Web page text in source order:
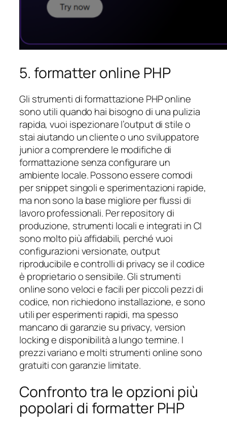
5. formatter online PHP
Gli strumenti di formattazione PHP online
sono utili quando hai bisogno di una pulizia
rapida, vuoi ispezionare l’output di stile o
stai aiutando un cliente o uno sviluppatore
junior a comprendere le modifiche di
formattazione senza configurare un
ambiente locale. Possono essere comodi
per snippet singoli e sperimentazioni rapide,
ma non sono la base migliore per flussi di
lavoro professionali. Per repository di
produzione, strumenti locali e integrati in CI
sono molto più affidabili, perché vuoi
configurazioni versionate, output
riproducibile e controlli di privacy se il codice
è proprietario o sensibile. Gli strumenti
online sono veloci e facili per piccoli pezzi di
codice, non richiedono installazione, e sono
utili per esperimenti rapidi, ma spesso
mancano di garanzie su privacy, version
locking e disponibilità a lungo termine. I
prezzi variano e molti strumenti online sono
gratuiti con garanzie limitate.
Confronto tra le opzioni più
popolari di formatter PHP